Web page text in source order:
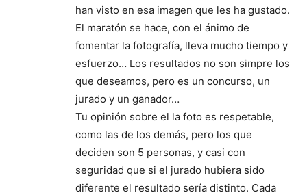
han visto en esa imagen que les ha gustado.
El maratón se hace, con el ánimo de
fomentar la fotografía, lleva mucho tiempo y
esfuerzo… Los resultados no son simpre los
que deseamos, pero es un concurso, un
jurado y un ganador…
Tu opinión sobre el la foto es respetable,
como las de los demás, pero los que
deciden son 5 personas, y casi con
seguridad que si el jurado hubiera sido
diferente el resultado sería distinto. Cada